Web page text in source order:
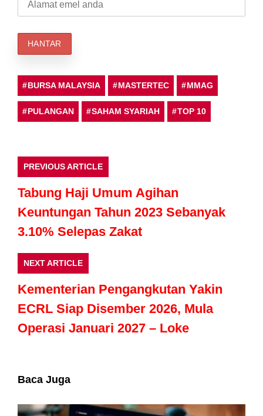
BURSA MALAYSIA MASTERTEC MMAG
PULANGAN SAHAM SYARIAH TOP 10
PREVIOUS ARTICLE
Tabung Haji Umum Agihan
Keuntungan Tahun 2023 Sebanyak
3.10% Selepas Zakat
NEXT ARTICLE
Kementerian Pengangkutan Yakin
ECRL Siap Disember 2026, Mula
Operasi Januari 2027 – Loke
Baca Juga